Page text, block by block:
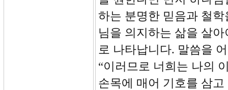
하는 분명한 믿음과 철
님을 의지하는 삶을 살
로 나타납니다. 말씀을
“이러므로 너희는 나의
손목에 매어 기호를 삼